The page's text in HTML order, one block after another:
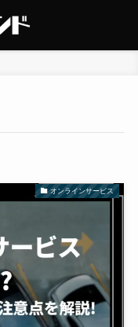
オンラインサービス